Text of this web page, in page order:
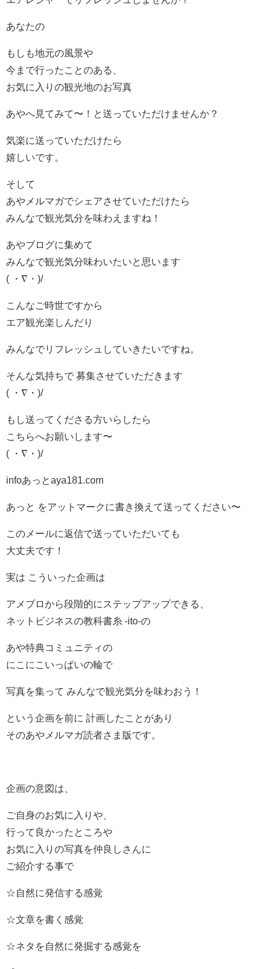
あなたの
もしも地元の風景や
今まで行ったことのある、
お気に入りの観光地のお写真
あやへ見てみて〜！と送っていただけませんか？
気楽に送っていただけたら
嬉しいです。
そして
あやメルマガでシェアさせていただけたら
みんなで観光気分を味わえますね！
あやブログに集めて
みんなで観光気分味わいたいと思います
( ・∇・)/
こんなご時世ですから
エア観光楽しんだり
みんなでリフレッシュしていきたいですね。
そんな気持ちで 募集させていただきます
( ・∇・)/
もし送ってくださる方いらしたら
こちらへお願いします〜
( ・∇・)/
infoあっとaya181.com
あっと をアットマークに書き換えて送ってください〜
このメールに返信で送っていただいても
大丈夫です！
実は こういった企画は
アメブロから段階的にステップアップできる、
ネットビジネスの教科書糸 -ito-の
あや特典コミュニティの
にこにこいっぱいの輪で
写真を集って みんなで観光気分を味わおう！
という企画を前に 計画したことがあり
そのあやメルマガ読者さま版です。
企画の意図は、
ご自身のお気に入りや、
行って良かったところや
お気に入りの写真を仲良しさんに
ご紹介する事で
☆自然に発信する感覚
☆文章を書く感覚
☆ネタを自然に発掘する感覚を